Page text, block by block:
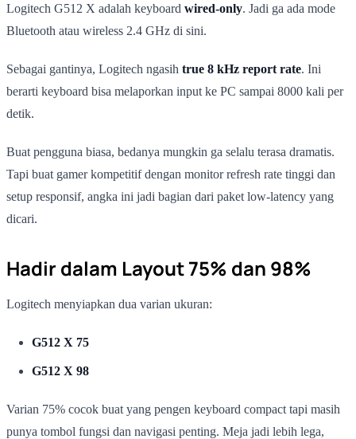
Logitech G512 X adalah keyboard wired-only. Jadi ga ada mode
Bluetooth atau wireless 2.4 GHz di sini.
Sebagai gantinya, Logitech ngasih true 8 kHz report rate. Ini
berarti keyboard bisa melaporkan input ke PC sampai 8000 kali per
detik.
Buat pengguna biasa, bedanya mungkin ga selalu terasa dramatis.
Tapi buat gamer kompetitif dengan monitor refresh rate tinggi dan
setup responsif, angka ini jadi bagian dari paket low-latency yang
dicari.
Hadir dalam Layout 75% dan 98%
Logitech menyiapkan dua varian ukuran:
G512 X 75
G512 X 98
Varian 75% cocok buat yang pengen keyboard compact tapi masih
punya tombol fungsi dan navigasi penting. Meja jadi lebih lega,